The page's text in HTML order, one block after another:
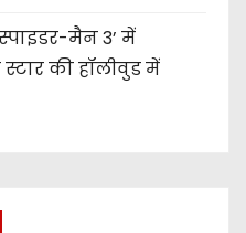
मैन 3’ में
की हॉलीवुड में